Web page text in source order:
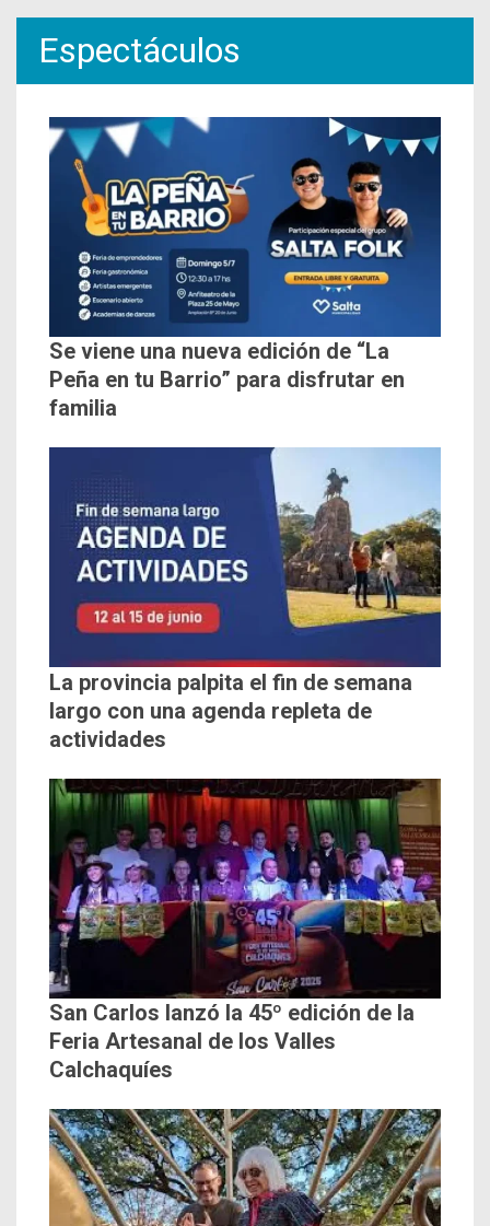
Espectáculos
Se viene una nueva edición de “La
Peña en tu Barrio” para disfrutar en
familia
La provincia palpita el fin de semana
largo con una agenda repleta de
actividades
San Carlos lanzó la 45º edición de la
Feria Artesanal de los Valles
Calchaquíes